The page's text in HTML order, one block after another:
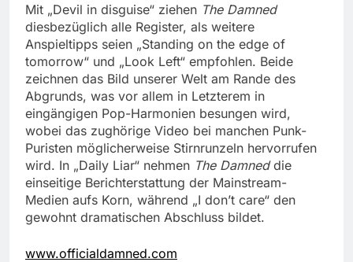
Mit „Devil in disguise“ ziehen The Damned
diesbezüglich alle Register, als weitere
Anspieltipps seien „Standing on the edge of
tomorrow“ und „Look Left“ empfohlen. Beide
zeichnen das Bild unserer Welt am Rande des
Abgrunds, was vor allem in Letzterem in
eingängigen Pop-Harmonien besungen wird,
wobei das zughörige Video bei manchen Punk-
Puristen möglicherweise Stirnrunzeln hervorrufen
wird. In „Daily Liar“ nehmen The Damneddie
einseitige Berichterstattung der Mainstream-
Medien aufs Korn, während „I don’t care“ den
gewohnt dramatischen Abschluss bildet.
www.officialdamned.com